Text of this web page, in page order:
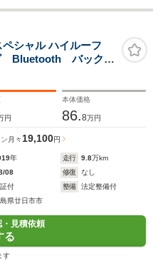
シャル ハイルーフ
Bluetooth バックカ
ンキープアシスト
い防止 クリアラン
イト
円
本体価格
86.8万円
月々19,100円
年 走行 9.8万km
08 修復
なし
付 整備
法定整備付
県廿日市市
見積依頼
る
す